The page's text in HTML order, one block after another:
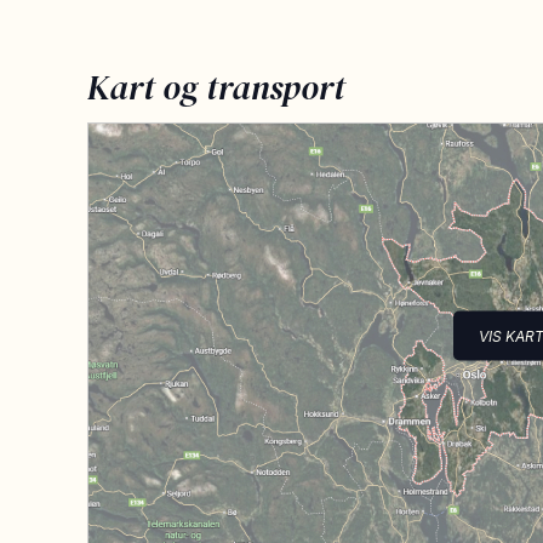
Kart og transport
VIS KART